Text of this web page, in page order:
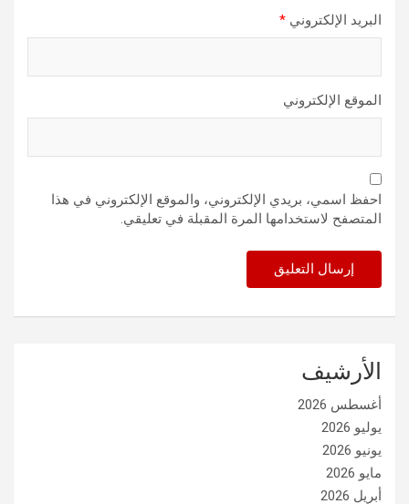
البريد الإلكتروني *
الموقع الإلكتروني
احفظ اسمي، بريدي الإلكتروني، والموقع الإلكتروني في هذا
المتصفح لاستخدامها المرة المقبلة في تعليقي.
الأرشيف
أغسطس 2026
يوليو 2026
يونيو 2026
مايو 2026
أبريل 2026